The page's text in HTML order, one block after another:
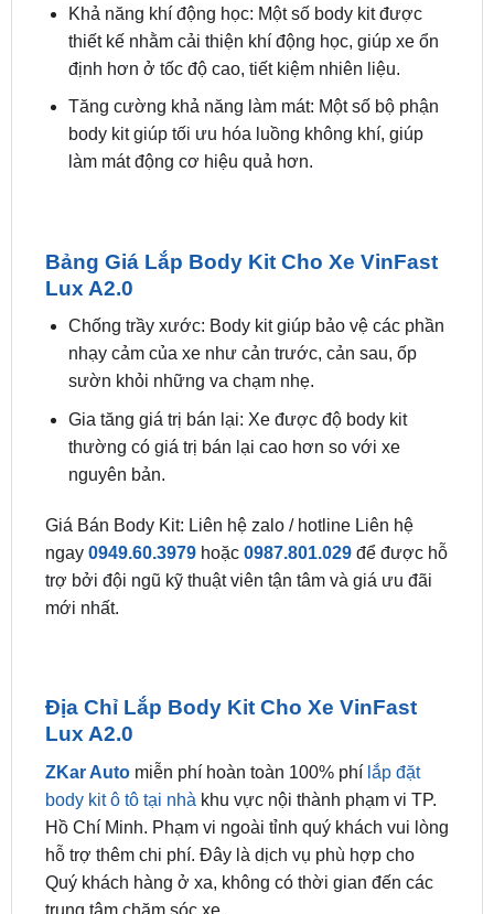
định hơn ở tốc độ cao, tiết kiệm nhiên liệu.
Tăng cường khả năng làm mát: Một số bộ phận
body kit giúp tối ưu hóa luồng không khí, giúp
làm mát động cơ hiệu quả hơn.
Chống trầy xước: Body kit giúp bảo vệ các phần
nhạy cảm của xe như cản trước, cản sau, ốp
sườn khỏi những va chạm nhẹ.
Gia tăng giá trị bán lại: Xe được độ body kit
thường có giá trị bán lại cao hơn so với xe
nguyên bản.
Giá Bán Body Kit: Liên hệ zalo / hotline Liên hệ
trợ bởi đội ngũ kỹ thuật viên tận tâm và giá ưu đãi
mới nhất.
ZKar Automiễn phí hoàn toàn 100% phílắp đặt
body kit ô tô tại nhà
Hồ Chí Minh. Phạm vi ngoài tỉnh quý khách vui lòng
hỗ trợ thêm chi phí. Đây là dịch vụ phù hợp cho
Quý khách hàng ở xa, không có thời gian đến các
trung tâm chăm sóc xe.
Ngoài ra quý khách có thể đến trực tiếp tại ZKar